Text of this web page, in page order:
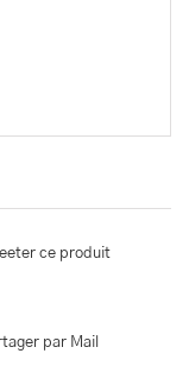
ce produit
par Mail